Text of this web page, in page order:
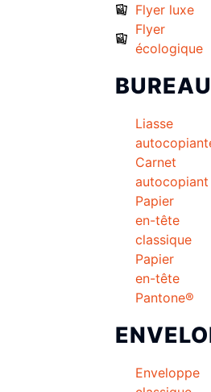
Flyer luxe
Flyer
écologique
BUREAU
Liasse
Carnet
autocopiant
Papier
en-tête
classique
Papier
en-tête
Pantone®
Enveloppe